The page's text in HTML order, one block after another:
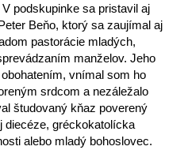
podskupinke sa pristavil aj
Beňo, ktorý sa zaujímal aj
pastorácie mladých,
manželov. Jeho
vnímal som ho
srdcom a nezáležalo
študovaný kňaz poverený
diecéze, gréckokatolícka
alebo mladý bohoslovec.